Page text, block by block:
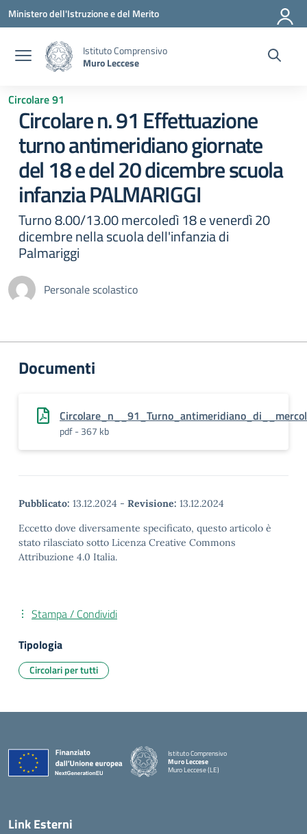
Vai ai contenuti
Vai al menu di navigazione
Vai al footer
Ministero dell'Istruzione e del Merito
Istituto Comprensivo
Muro Leccese
Circolare 91
Circolare n. 91 Effettuazione
turno antimeridiano giornate
del 18 e del 20 dicembre scuola
infanzia PALMARIGGI
Turno 8.00/13.00 mercoledì 18 e venerdì 20
dicembre nella scuola dell'infanzia di
Palmariggi
Personale scolastico
Documenti
pdf - 367 kb
Pubblicato: 13.12.2024 - Revisione: 13.12.2024
Eccetto dove diversamente specificato, questo articolo è
stato rilasciato sotto Licenza Creative Commons
Attribuzione 4.0 Italia.
Stampa / Condividi
Tipologia
Circolari per tutti
Istituto Comprensivo
Muro Leccese
Muro Leccese (LE)
Link Esterni